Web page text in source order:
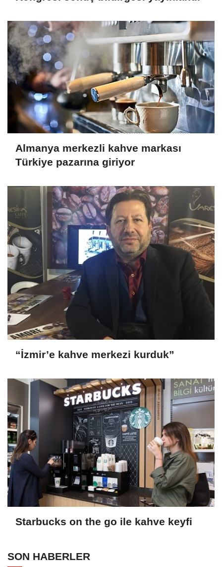
Almanya merkezli kahve markası
Türkiye pazarına giriyor
“İzmir’e kahve merkezi kurduk”
Starbucks on the go ile kahve keyfi
SON HABERLER